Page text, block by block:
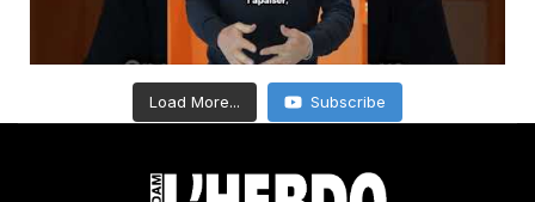
Load More... Subscribe